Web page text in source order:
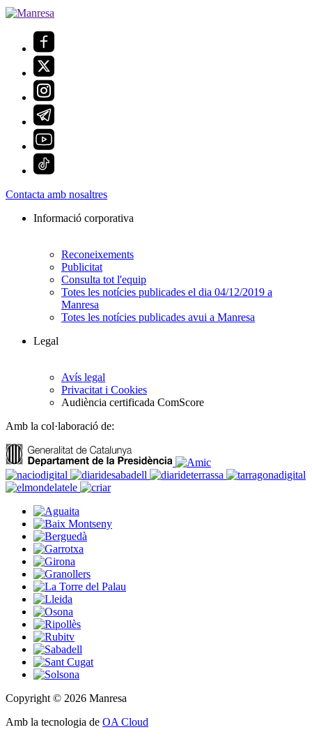
Contacta amb nosaltres
Informació corporativa
Reconeixements
Publicitat
Consulta tot l'equip
Totes les notícies publicades el dia 04/12/2019 a
Manresa
Totes les notícies publicades avui a Manresa
Legal
Avís legal
Privacitat i Cookies
Audiència certificada ComScore
Amb la col·laboració de:
Copyright © 2026 Manresa
Amb la tecnologia de OA Cloud